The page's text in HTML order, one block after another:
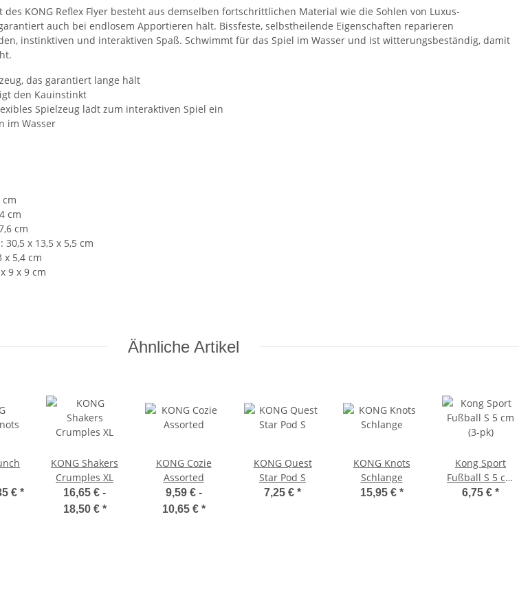
KONG Reflex Flyer besteht aus demselben fortschrittlichen Material wie die Sohlen von Luxus-
auch bei endlosem Apportieren hält. Bissfeste, selbstheilende Eigenschaften reparieren
instinktiven und interaktiven Spaß. Schwimmt für das Spiel im Wasser und ist witterungsbeständig, damit
das garantiert lange hält
den Kauinstinkt
Spielzeug lädt zum interaktiven Spiel ein
im Wasser
cm
cm
cm
30,5 x 13,5 x 5,5 cm
x 5,4 cm
9 x 9 cm
Ähnliche Artikel
€ *
KONG Shakers
Crumples XL
16,65 € -
18,50 € *
KONG Cozie
Assorted
9,59 € -
10,65 € *
KONG Quest
Star Pod S
7,25 € *
KONG Knots
Schlange
15,95 € *
Kong Sport
Fußball S 5 cm
(3-pk)
6,75 € *